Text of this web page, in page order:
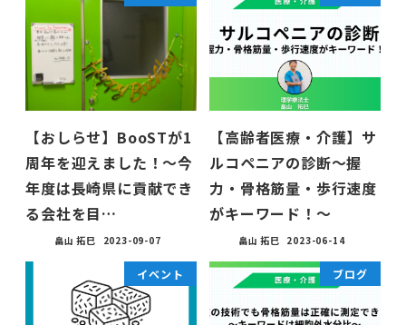
【おしらせ】BooSTが1
周年を迎えました！〜今
年度は長崎県に貢献でき
る会社を目…
畠山 拓巳 2023-09-07
【高齢者医療・介護】サ
ルコペニアの診断〜握
力・骨格筋量・歩行速度
がキーワード！〜
畠山 拓巳 2023-06-14
イベント ブログ